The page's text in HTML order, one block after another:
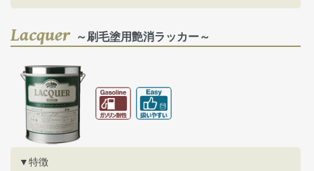
Lacquer～刷毛塗用艶消ラッカー～
▼特徴